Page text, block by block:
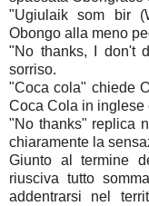
"Ugiulaik som bir
Obongo alla meno
"No thanks, I don't
sorriso.
"Coca cola" chiede
Coca Cola in inglese
"No thanks" replica
chiaramente la
Giunto al termine
riusciva tutto
addentrarsi nel